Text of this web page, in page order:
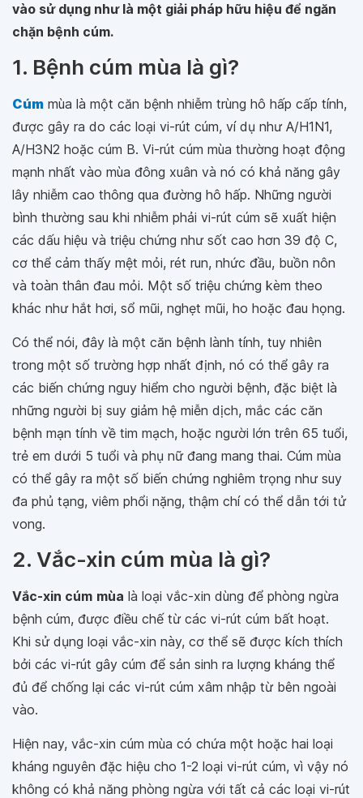
vào sử dụng như là một giải pháp hữu hiệu để ngăn
chặn bệnh cúm.
1. Bệnh cúm mùa là gì?
Cúm mùa là một căn bệnh nhiễm trùng hô hấp cấp tính,
được gây ra do các loại vi-rút cúm, ví dụ như A/H1N1,
A/H3N2 hoặc cúm B. Vi-rút cúm mùa thường hoạt động
mạnh nhất vào mùa đông xuân và nó có khả năng gây
lây nhiễm cao thông qua đường hô hấp. Những người
bình thường sau khi nhiễm phải vi-rút cúm sẽ xuất hiện
các dấu hiệu và triệu chứng như sốt cao hơn 39 độ C,
cơ thể cảm thấy mệt mỏi, rét run, nhức đầu, buồn nôn
và toàn thân đau mỏi. Một số triệu chứng kèm theo
khác như hắt hơi, sổ mũi, nghẹt mũi, ho hoặc đau họng.
Có thể nói, đây là một căn bệnh lành tính, tuy nhiên
trong một số trường hợp nhất định, nó có thể gây ra
các biến chứng nguy hiểm cho người bệnh, đặc biệt là
những người bị suy giảm hệ miễn dịch, mắc các căn
bệnh mạn tính về tim mạch, hoặc người lớn trên 65 tuổi,
trẻ em dưới 5 tuổi và phụ nữ đang mang thai. Cúm mùa
có thể gây ra một số biến chứng nghiêm trọng như suy
đa phủ tạng, viêm phổi nặng, thậm chí có thể dẫn tới tử
vong.
2. Vắc-xin cúm mùa là gì?
Vắc-xin cúm mùa là loại vắc-xin dùng để phòng ngừa
bệnh cúm, được điều chế từ các vi-rút cúm bất hoạt.
Khi sử dụng loại vắc-xin này, cơ thể sẽ được kích thích
bởi các vi-rút gây cúm để sản sinh ra lượng kháng thể
đủ để chống lại các vi-rút cúm xâm nhập từ bên ngoài
vào.
Hiện nay, vắc-xin cúm mùa có chứa một hoặc hai loại
kháng nguyên đặc hiệu cho 1-2 loại vi-rút cúm, vì vậy nó
không có khả năng phòng ngừa với tất cả các loại vi-rút